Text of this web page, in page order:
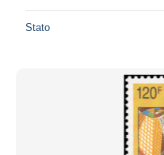
Stato